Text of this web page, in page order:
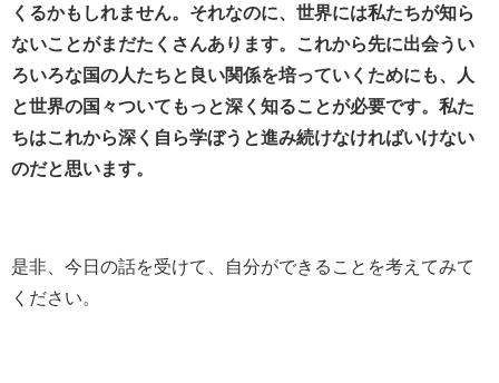
くるかもしれません。それなのに、世界には私たちが知ら
ないことがまだたくさんあります。これから先に出会うい
ろいろな国の人たちと良い関係を培っていくためにも、人
と世界の国々ついてもっと深く知ることが必要です。私た
ちはこれから深く自ら学ぼうと進み続けなければいけない
のだと思います。
是非、今日の話を受けて、自分ができることを考えてみて
ください。